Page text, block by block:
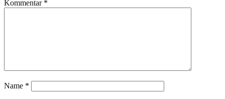
Kommentar *
Name *